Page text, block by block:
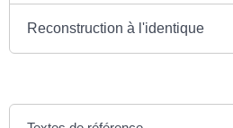
Reconstruction à l'identique